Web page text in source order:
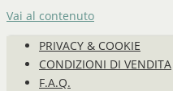
Vai al contenuto
PRIVACY & COOKIE
CONDIZIONI DI VENDITA
F.A.Q.